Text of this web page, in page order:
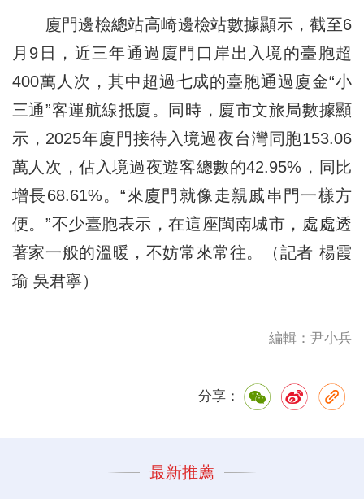
廈門邊檢總站高崎邊檢站數據顯示，截至6
月9日，近三年通過廈門口岸出入境的臺胞超
400萬人次，其中超過七成的臺胞通過廈金“小
三通”客運航線抵廈。同時，廈市文旅局數據顯
示，2025年廈門接待入境過夜台灣同胞153.06
萬人次，佔入境過夜遊客總數的42.95%，同比
增長68.61%。“來廈門就像走親戚串門一樣方
便。”不少臺胞表示，在這座閩南城市，處處透
著家一般的溫暖，不妨常來常往。（記者 楊霞
瑜 吳君寧）
編輯：尹小兵
分享：
最新推薦